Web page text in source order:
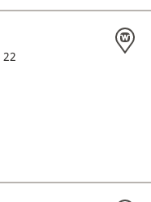
22